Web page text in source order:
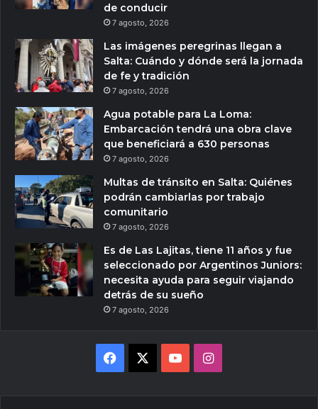
de conducir
7 agosto, 2026
Las imágenes peregrinas llegan a
Salta: Cuándo y dónde será la jornada
de fe y tradición
7 agosto, 2026
Agua potable para La Loma:
Embarcación tendrá una obra clave
que beneficiará a 630 personas
7 agosto, 2026
Multas de tránsito en Salta: Quiénes
podrán cambiarlas por trabajo
comunitario
7 agosto, 2026
Es de Las Lajitas, tiene 11 años y fue
seleccionado por Argentinos Juniors:
necesita ayuda para seguir viajando
detrás de su sueño
7 agosto, 2026
Facebook YouTubeInstagram